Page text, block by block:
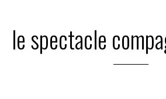
le spectacle